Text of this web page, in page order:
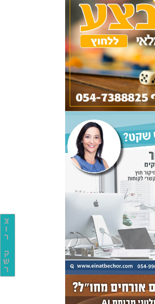
צ
ו
ר
ק
ש
ר